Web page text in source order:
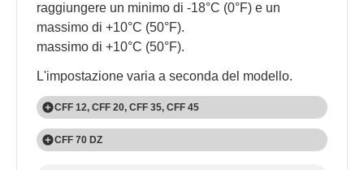
raggiungere un minimo di -18°C (0°F) e un
massimo di +10°C (50°F).
massimo di +10°C (50°F).
L'impostazione varia a seconda del modello.
CFF 12, CFF 20, CFF 35, CFF 45
1
CFF 70 DZ